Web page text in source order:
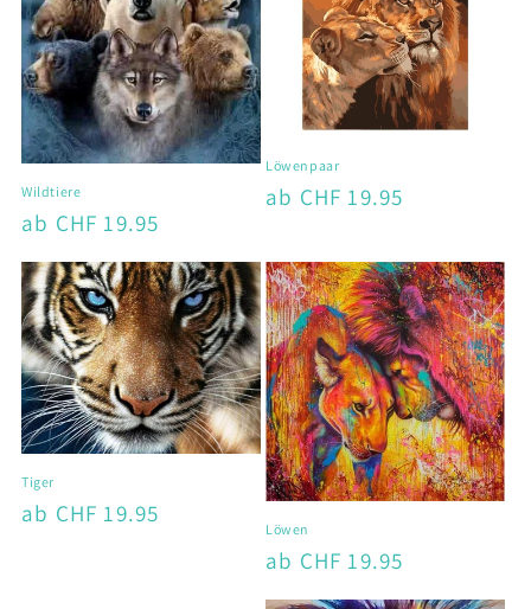
Wildtiere
Normaler
Preis
ab CHF 19.95
Löwenpaar
Normaler
ab CHF 19.95
Tiger
Normaler
ab CHF 19.95
Löwen
Normaler
Preis
ab CHF 19.95